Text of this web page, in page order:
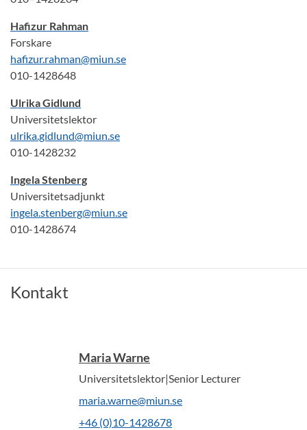
Hafizur Rahman
Forskare
hafizur.rahman@miun.se
010-1428648
Ulrika Gidlund
Universitetslektor
ulrika.gidlund@miun.se
010-1428232
Ingela Stenberg
Universitetsadjunkt
ingela.stenberg@miun.se
010-1428674
Kontakt
Maria Warne
Universitetslektor|Senior Lecturer
maria.warne@miun.se
+46 (0)10-1428678